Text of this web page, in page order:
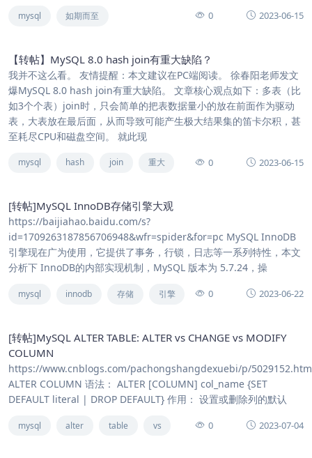
mysql 如期而至 0 2023-06-15
【转帖】MySQL 8.0 hash join有重大缺陷？
我并不这么看。 友情提醒：本文建议在PC端阅读。 徐春阳老师发文
爆MySQL 8.0 hash join有重大缺陷。 文章核心观点如下：多表（比
如3个个表）join时，只会简单的把表数据量小的放在前面作为驱动
表，大表放在最后面，从而导致可能产生极大结果集的笛卡尔积，甚
至耗尽CPU和磁盘空间。 就此现
mysql hash join 重大 0 2023-06-15
[转帖]MySQL InnoDB存储引擎大观
https://baijiahao.baidu.com/s?
id=1709263187856706948&wfr=spider&for=pc MySQL InnoDB
引擎现在广为使用，它提供了事务，行锁，日志等一系列特性，本文
分析下 InnoDB的内部实现机制，MySQL 版本为 5.7.24，操
mysql innodb 存储 引擎 0 2023-06-22
[转帖]MySQL ALTER TABLE: ALTER vs CHANGE vs MODIFY
COLUMN
https://www.cnblogs.com/pachongshangdexuebi/p/
ALTER COLUMN 语法： ALTER [COLUMN] col_name {SET
DEFAULT literal | DROP DEFAULT} 作用： 设置或删除列的默认
mysql alter table vs 0 2023-07-04